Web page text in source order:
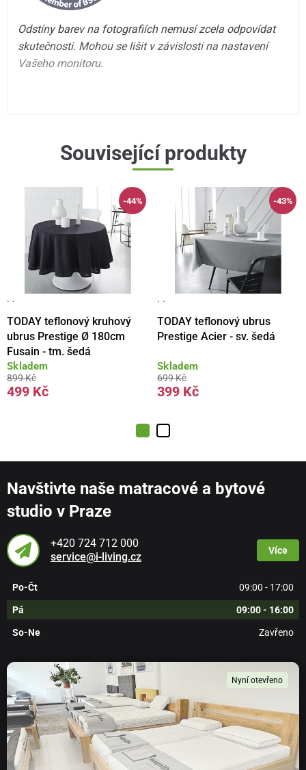
Odstíny barev na fotografiích nemusí zcela odpovídat
skutečnosti. Mohou se lišit v závislosti na nastavení
Vašeho monitoru.
Související produkty
-44%
· ·
TODAY teflonový kruhový
ubrus Prestige Ø 180cm
Fusain - tm. šedá
Skladem
899 Kč
499 Kč
-43%
· ·
TODAY teflonový ubrus
Prestige Acier - sv. šedá
Skladem
699 Kč
399 Kč
Navštivte naše matracové a bytové
studio v Praze
+420 724 712 000
service@i-living.cz
Více
Po-Čt 09:00 - 17:00
Pá 09:00 - 16:00
So-Ne Zavřeno
Nyní otevřeno